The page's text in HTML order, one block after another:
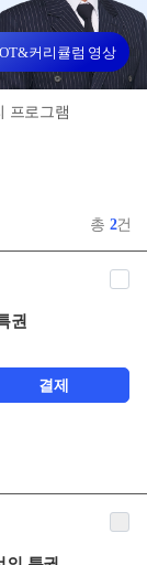
OT&커리큘럼 영상
프로그램
총 2건
권
결제